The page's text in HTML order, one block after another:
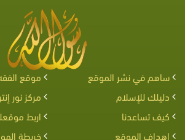
ساهم في نشر الموقع
موقع
دليلك للإسلام
مركز نور
كيف تساعدنا
اربط
اهداف الموقع
خريطة